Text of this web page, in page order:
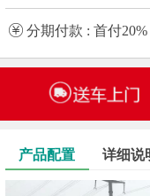
分期付款 : 首付20%
产品配置 详细说